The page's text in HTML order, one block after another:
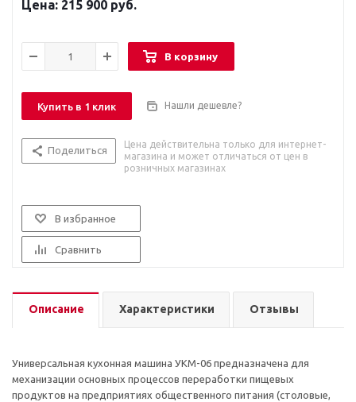
215 900 руб.
В корзину
Купить в 1 клик Нашли дешевле?
Поделиться
Цена действительна только для интернет-
магазина и может отличаться от цен в
розничных магазинах
В избранное
Сравнить
Описание Характеристики Отзывы
Универсальная кухонная машина УКМ-06 предназначена для
механизации основных процессов переработки пищевых
продуктов на предприятиях общественного питания (столовые,